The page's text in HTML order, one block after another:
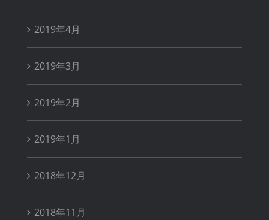
2019年4月
2019年3月
2019年2月
2019年1月
2018年12月
2018年11月